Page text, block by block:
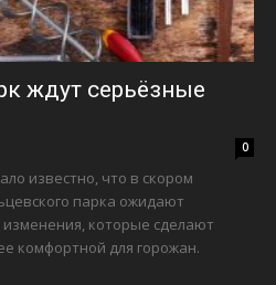
ждут серьёзные
0
известно, что в скором
парка ожидают
которые сделают
комфортной для горожан.